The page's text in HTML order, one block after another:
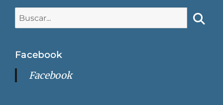
Facebook
Facebook